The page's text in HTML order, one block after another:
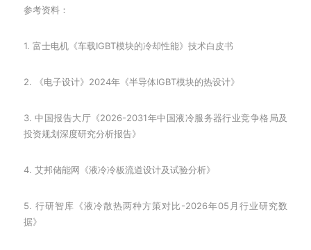
参考资料：
1. 富士电机《车载IGBT模块的冷却性能》技术白皮书
2. 《电子设计》2024年《半导体IGBT模块的热设计》
3. 中国报告大厅《2026-2031年中国液冷服务器行业竞争格局及
投资规划深度研究分析报告》
4. 艾邦储能网《液冷冷板流道设计及试验分析》
5. 行研智库《液冷散热两种方策对比-2026年05月行业研究数
据》